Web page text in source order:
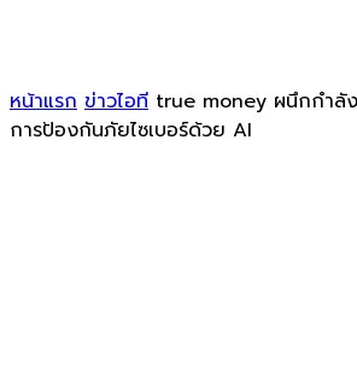
หน้าแรก ข่าวไอที true money ผนึกกำลัง
การป้องกันภัยไซเบอร์ด้วย AI